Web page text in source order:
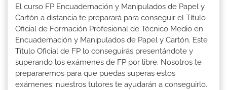
El curso FP Encuadernación y Manipulados de Papel y
Cartón a distancia te preparará para conseguir el Título
Oficial de Formación Profesional de Técnico Medio en
Encuadernación y Manipulados de Papel y Cartón. Este
Título Oficial de FP lo conseguirás presentándote y
superando los exámenes de FP por libre. Nosotros te
prepararemos para que puedas superas estos
exámenes: nuestros tutores te ayudarán a conseguirlo.